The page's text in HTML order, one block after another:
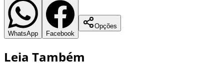
WhatsApp Facebook
Opções
Leia Também